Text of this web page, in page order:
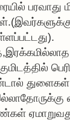
துளைகள்